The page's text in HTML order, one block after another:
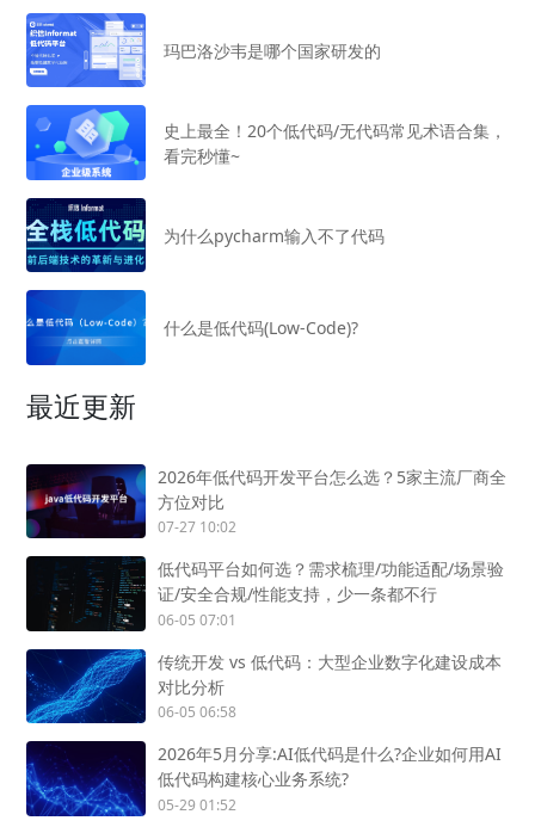
玛巴洛沙韦是哪个国家研发的
史上最全！20个低代码/无代码常见术语合集，
看完秒懂~
为什么pycharm输入不了代码
什么是低代码(Low-Code)?
最近更新
2026年低代码开发平台怎么选？5家主流厂商全
方位对比
07-27 10:02
低代码平台如何选？需求梳理/功能适配/场景验
证/安全合规/性能支持，少一条都不行
06-05 07:01
传统开发 vs 低代码：大型企业数字化建设成本
对比分析
06-05 06:58
2026年5月分享:AI低代码是什么?企业如何用AI
低代码构建核心业务系统?
05-29 01:52